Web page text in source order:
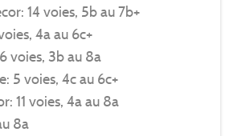
14 voies, 5b au 7b+
4a au 6c+
voies, 3b au 8a
5 voies, 4c au 6c+
11 voies, 4a au 8a
8a